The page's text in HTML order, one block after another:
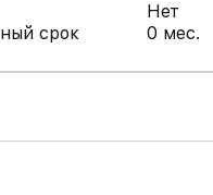
Нет
срок
0 мес.